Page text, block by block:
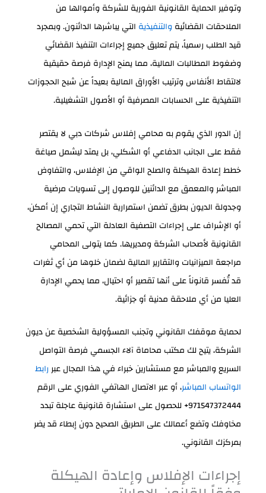
وتوفير الحماية القانونية الفورية للشركة وأموالها من
الملاحقات القضائية والتنفيذية التي يباشرها الدائنون. وبمجرد
قيد الطلب رسمياً، يتم تعليق جميع إجراءات التنفيذ القضائي
وضغوط المطالبات المالية، مما يمنح الإدارة فرصة حقيقية
لالتقاط الأنفاس وترتيب الأوراق المالية بعيداً عن شبح الحجوزات
التنفيذية على الحسابات المصرفية أو الأصول التشغيلية.
إن الدور الذي يقوم به محامي إفلاس شركات دبي لا يقتصر
فقط على الجانب الدفاعي أو الشكلي، بل يمتد ليشمل صياغة
خطط إعادة الهيكلة والصلح الواقي من الإفلاس، والتفاوض
المباشر والمعمق مع الدائنين للوصول إلى تسويات مرضية
وجدولة الديون بطرق تضمن استمرارية النشاط التجاري إن أمكن،
أو الإشراف على إجراءات التصفية العادلة التي تحمي المصالح
القانونية لأصحاب الشركة ومديريها. كما يتولى المحامي
مراجعة الميزانيات والتقارير المالية لضمان خلوها من أي ثغرات
قد تُفسر قانوناً على أنها تقصير أو احتيال، مما يحمي الإدارة
العليا من أي ملاحقة مدنية أو جزائية.
لحماية موقفك القانوني وتجنب المسؤولية الشخصية عن ديون
الشركة، يتيح لك مكتب محاماة آلاء الجسمي فرصة التواصل
السريع والمباشر مع مستشارين خبراء في هذا المجال عبررابط
الواتساب المباشر، أو عبر الاتصال الهاتفي الفوري على الرقم
+971547372444 للحصول على استشارة قانونية عاجلة تبدد
مخاوفك وتضع أعمالك على الطريق الصحيح دون إبطاء قد يضر
بمركزك القانوني.
إجراءات الإفلاس وإعادة الهيكلة